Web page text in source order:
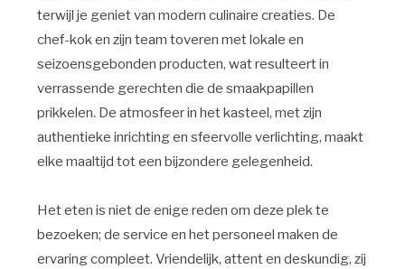
terwijl je geniet van modern culinaire creaties. De
chef-kok en zijn team toveren met lokale en
seizoensgebonden producten, wat resulteert in
verrassende gerechten die de smaakpapillen
prikkelen. De atmosfeer in het kasteel, met zijn
authentieke inrichting en sfeervolle verlichting, maakt
elke maaltijd tot een bijzondere gelegenheid.
Het eten is niet de enige reden om deze plek te
bezoeken; de service en het personeel maken de
ervaring compleet. Vriendelijk, attent en deskundig, zij